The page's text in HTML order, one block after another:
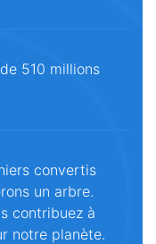
510 millions
convertis
un arbre.
contribuez à
notre planète.